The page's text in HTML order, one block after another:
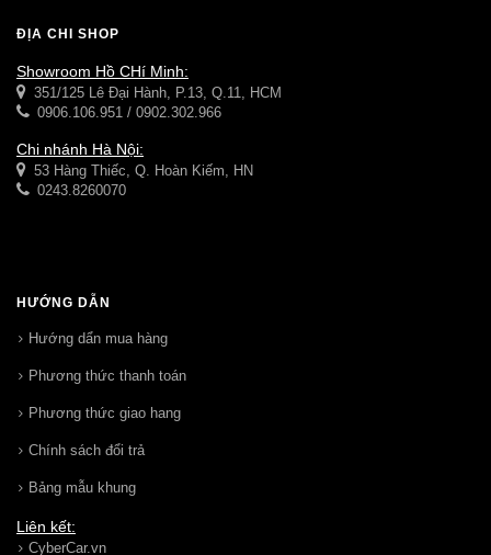
ĐỊA CHỈ SHOP
Showroom Hồ CHí Minh:
351/125 Lê Đại Hành, P.13, Q.11, HCM
0906.106.951 / 0902.302.966
Chi nhánh Hà Nội:
53 Hàng Thiếc, Q. Hoàn Kiếm, HN
0243.8260070
HƯỚNG DẪN
Hướng dẩn mua hàng
Phương thức thanh toán
Phương thức giao hang
Chính sách đổi trả
Bảng mẫu khung
Liên kết:
CyberCar.vn